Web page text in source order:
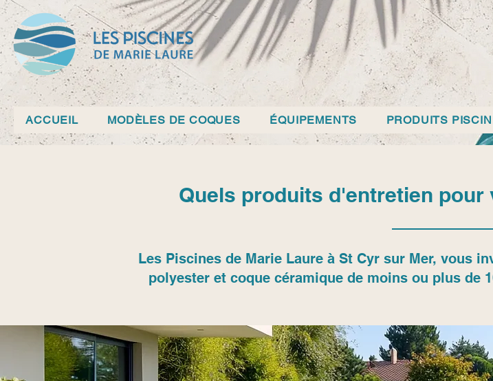
ACCUEIL MODÈLES DE COQUES ÉQUIPEMENTS PRODUITS
Quels produits d'entretien pour
Les Piscines de Marie Laure à St Cyr sur Mer, vous
polyester et coque céramique de moins ou plus